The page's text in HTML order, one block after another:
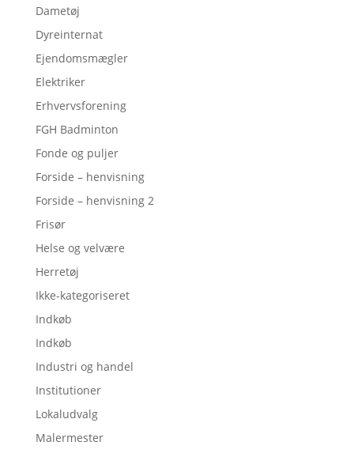
Dametøj
Dyreinternat
Ejendomsmægler
Elektriker
Erhvervsforening
FGH Badminton
Fonde og puljer
Forside – henvisning
Forside – henvisning 2
Frisør
Helse og velvære
Herretøj
Ikke-kategoriseret
Indkøb
Indkøb
Industri og handel
Institutioner
Lokaludvalg
Malermester